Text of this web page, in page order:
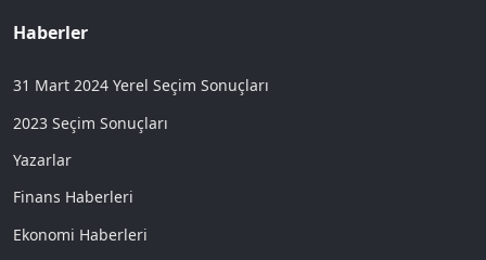
Haberler
31 Mart 2024 Yerel Seçim Sonuçları
2023 Seçim Sonuçları
Yazarlar
Finans Haberleri
Ekonomi Haberleri